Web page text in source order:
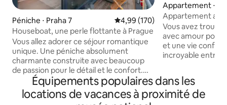
Péniche ⋅ Praha 7 Évaluation moyenne sur la
4,99 (170)
Houseboat, une perle flottante à Prague
Vous allez adorer ce séjour romantique
unique. Une péniche absolument
charmante construite avec beaucoup
de passion pour le détail et le confort.
Vous vivrez un séjour inoubliable et vous
ne voudrez plus partir. Vous pouvez
pêcher, ou simplement observer le
Appartement ⋅
Appartement au
centre-ville de
Vous avez
avec amour pour
et une vie
incroyable entre
Venceslas,
attractions
tramways d'un
Équipements populaires dans les
locations de vacances à proximité de